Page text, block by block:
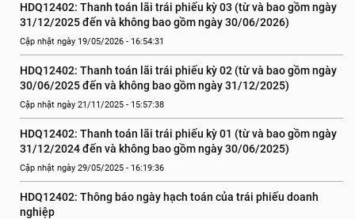
HDQ12402: Thanh toán lãi trái phiếu kỳ 03 (từ và bao gồm ngày
31/12/2025 đến và không bao gồm ngày 30/06/2026)
Cập nhật ngày 19/05/2026 - 16:54:31
HDQ12402: Thanh toán lãi trái phiếu kỳ 02 (từ và bao gồm ngày
30/06/2025 đến và không bao gồm ngày 31/12/2025)
Cập nhật ngày 21/11/2025 - 15:57:38
HDQ12402: Thanh toán lãi trái phiếu kỳ 01 (từ và bao gồm ngày
31/12/2024 đến và không bao gồm ngày 30/06/2025)
Cập nhật ngày 29/05/2025 - 16:19:36
HDQ12402: Thông báo ngày hạch toán của trái phiếu doanh
nghiệp